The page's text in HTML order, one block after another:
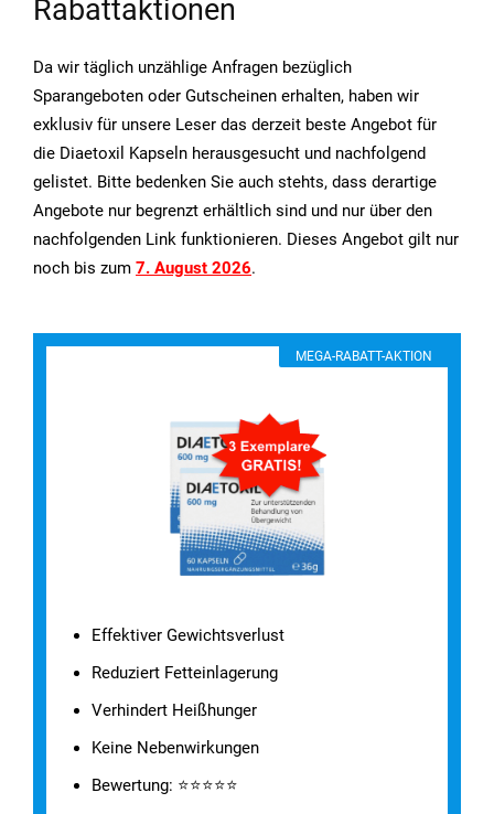
Rabattaktionen
Da wir täglich unzählige Anfragen bezüglich
Sparangeboten oder Gutscheinen erhalten, haben wir
exklusiv für unsere Leser das derzeit beste Angebot für
die Diaetoxil Kapseln herausgesucht und nachfolgend
gelistet. Bitte bedenken Sie auch stehts, dass derartige
Angebote nur begrenzt erhältlich sind und nur über den
nachfolgenden Link funktionieren. Dieses Angebot gilt nur
noch bis zum 7. August 2026.
MEGA-RABATT-AKTION
Effektiver Gewichtsverlust
Reduziert Fetteinlagerung
Verhindert Heißhunger
Keine Nebenwirkungen
Bewertung: ⭐⭐⭐⭐⭐